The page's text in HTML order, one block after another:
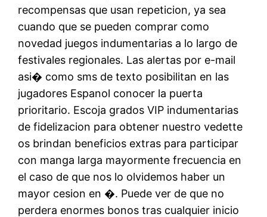
recompensas que usan repeticion, ya sea
cuando que se pueden comprar como
novedad juegos indumentarias a lo largo de
festivales regionales. Las alertas por e-mail
asi� como sms de texto posibilitan en las
jugadores Espanol conocer la puerta
prioritario. Escoja grados VIP indumentarias
de fidelizacion para obtener nuestro vedette
os brindan beneficios extras para participar
con manga larga mayormente frecuencia en
el caso de que nos lo olvidemos haber un
mayor cesion en �. Puede ver de que no
perdera enormes bonos tras cualquier inicio